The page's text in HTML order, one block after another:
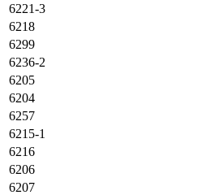
6221-3
6218
6299
6236-2
6205
6204
6257
6215-1
6216
6206
6207